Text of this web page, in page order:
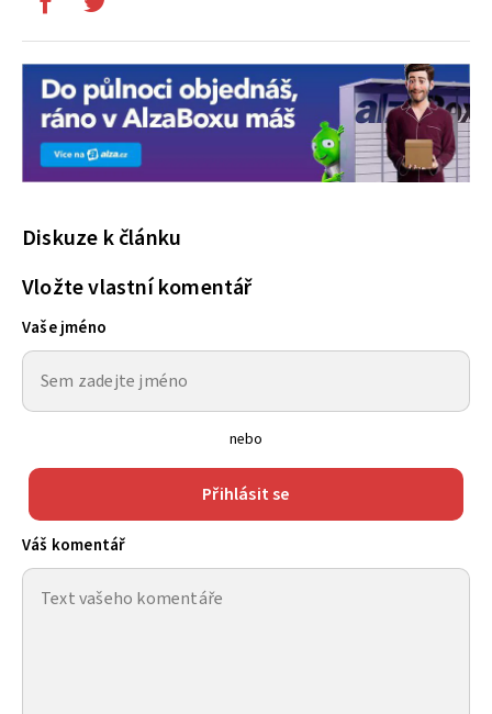
Diskuze k článku
Vložte vlastní komentář
Vaše jméno
nebo
Přihlásit se
Váš komentář